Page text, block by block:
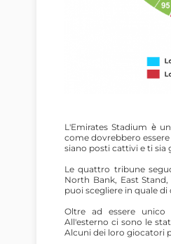
L'Emirates Stadium è
come dovrebbero
siano posti cattivi e ti sia
Le quattro tribune
North Bank, East
puoi scegliere in quale
Oltre ad essere unico
All'esterno ci sono le
Alcuni dei loro giocatori